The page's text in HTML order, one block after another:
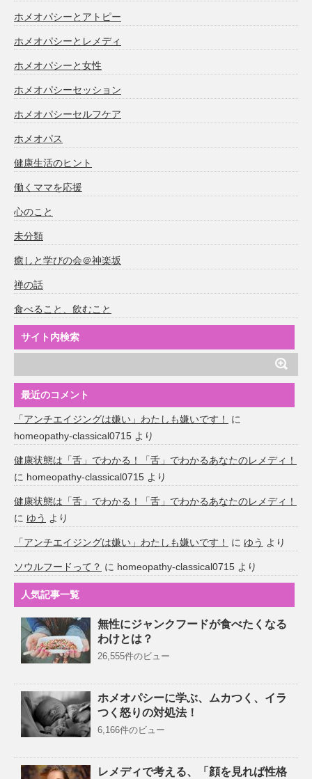
ホメオパシーとアトピー
ホメオパシーとレメディ
ホメオパシーと女性
ホメオパシーセッション
ホメオパシーセルフケア
ホメオパス
健康生活のヒント
働くママを応援
心のこと
未分類
癒しと学びの会＠神楽坂
禅の話
食べること、飲むこと
サイト内検索
最近のコメント
「アンチエイジングは嫌い」わたしも嫌いです！
に
homeopathy-classical0715 より
健康状態は「舌」でわかる！「舌」でわかるあなたのレメディ！
に homeopathy-classical0715 より
健康状態は「舌」でわかる！「舌」でわかるあなたのレメディ！
に ゆう より
「アンチエイジングは嫌い」わたしも嫌いです！ に ゆう より
ソウルフードって？ に homeopathy-classical0715 より
人気記事一覧
無性にジャンクフードが食べたくなる
わけとは？
26,555件のビュー
ホメオパシーに学ぶ、ムカつく、イラ
つく怒りの対処法！
6,166件のビュー
レメディで考える、「顔を見れば性格